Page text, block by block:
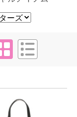
タイル